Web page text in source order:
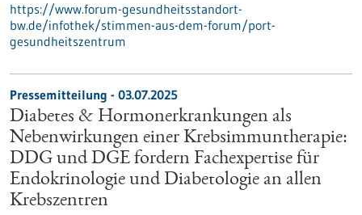
https://www.forum-gesundheitsstandort-
bw.de/infothek/stimmen-aus-dem-forum/port-
gesundheitszentrum
Pressemitteilung - 03.07.2025
Diabetes & Hormonerkrankungen als
Nebenwirkungen einer Krebsimmuntherapie:
DDG und DGE fordern Fachexpertise für
Endokrinologie und Diabetologie an allen
Krebszentren